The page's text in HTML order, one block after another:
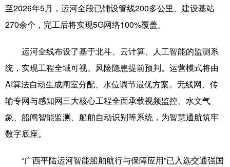
溯源中国 城市 旅游
悦读 公益 书画 一带一路
亚太网 上市公司 文化产业
地方频道
至2026年5月，运河全段已铺设管线200多公里、建设基站
270余个，完工后将实现5G网络100%覆盖。
运河全线布设了基于北斗、云计算、人工智能的监测系
统，实现工程全域可视、风险隐患提前预判。运营模式将由
AI算法自动生成闸室分配、水位调节最优方案。无线网、传
输专网与感知网三大核心工程全面承载视频监控、水文气
象、船闸智能监测、船舶自动识别等系统，为智慧通航筑牢
数字底座。
“广西平陆运河智能船舶航行与保障应用”已入选交通强国